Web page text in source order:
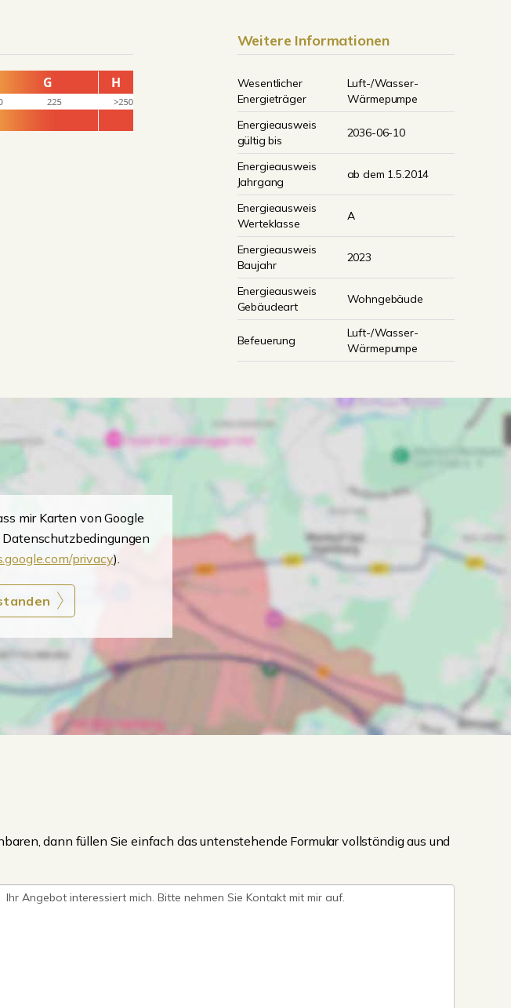
Weitere Informationen
Wesentlicher
Energieträger
Luft-/Wasser-
Wärmepumpe
Energieausweis
gültig bis
2036-06-10
Energieausweis
Jahrgang
ab dem 1.5.2014
Energieausweis
Werteklasse
A
Energieausweis
Baujahr
2023
Energieausweis
Gebäudeart
Wohngebäude
Befeuerung
Luft-/Wasser-
Wärmepumpe
mir Karten von Google
privacy).
dann füllen Sie einfach das untenstehende Formular vollständig aus und